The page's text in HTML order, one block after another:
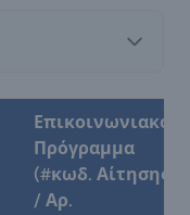
Επικοινωνιακό
Πρόγραμμα
(#κωδ. Αίτησης
/ Αρ.